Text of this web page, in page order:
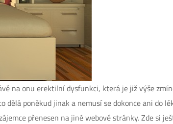
na onu erektilní dysfunkci, která je již výše
poněkud jinak a nemusí se dokonce ani do
přenesen na jiné webové stránky. Zde si